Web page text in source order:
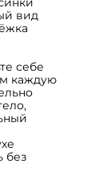
вид
себе
каждую
без